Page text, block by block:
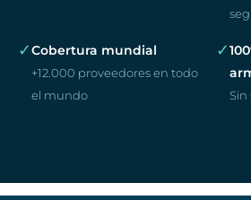
✓Cobertura mundial
+12.000 proveedores en todo
el mundo
✓